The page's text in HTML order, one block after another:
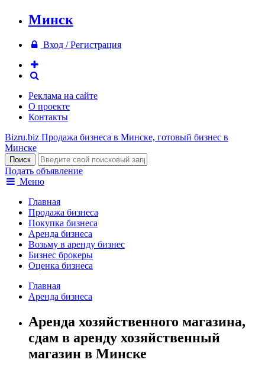
Минск
Вход / Регистрация
Реклама на сайте
О проекте
Контакты
Bizru.biz Продажа бизнеса в Минске, готовый бизнес в
Минске
Подать объявление
Меню
Главная
Продажа бизнеса
Покупка бизнеса
Аренда бизнеса
Возьму в аренду бизнес
Бизнес брокеры
Оценка бизнеса
Главная
Аренда бизнеса
Аренда хозяйственного магазина,
сдам в аренду хозяйственный
магазин в Минске